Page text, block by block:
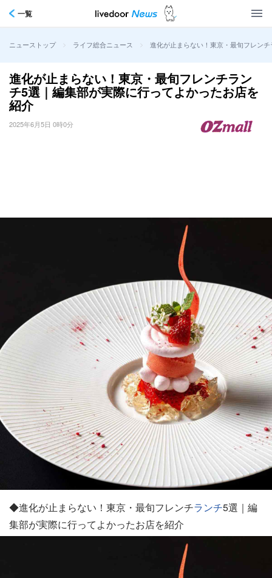
一覧
ニューストップ > ライフ総合ニュース > 進化が止まらない！東京・最旬フレン
進化が止まらない！東京・最旬フレンチラン
チ5選｜編集部が実際に行ってよかったお店を
紹介
2025年6月5日 0時0分
◆進化が止まらない！東京・最旬フレンチランチ5選｜編
集部が実際に行ってよかったお店を紹介